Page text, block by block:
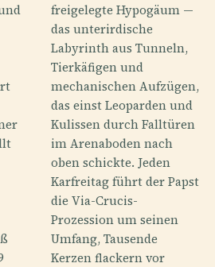
freigelegte Hypogäum —
das unterirdische
Labyrinth aus Tunneln,
Tierkäfigen und
mechanischen Aufzügen,
das einst Leoparden und
Kulissen durch Falltüren
im Arenaboden nach
oben schickte. Jeden
Karfreitag führt der Papst
die Via-Crucis-
Prozession um seinen
Umfang, Tausende
Kerzen flackern vor